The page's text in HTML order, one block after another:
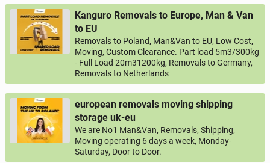
Kanguro Removals to Europe, Man & Van
to EU
Removals to Poland, Man&Van to EU, Low Cost,
Moving, Custom Clearance. Part load 5m3/300kg
- Full Load 20m31200kg, Removals to Germany,
Removals to Netherlands
european removals moving shipping
storage uk-eu
We are No1 Man&Van, Removals, Shipping,
Moving operating 6 days a week, Monday-
Saturday, Door to Door.